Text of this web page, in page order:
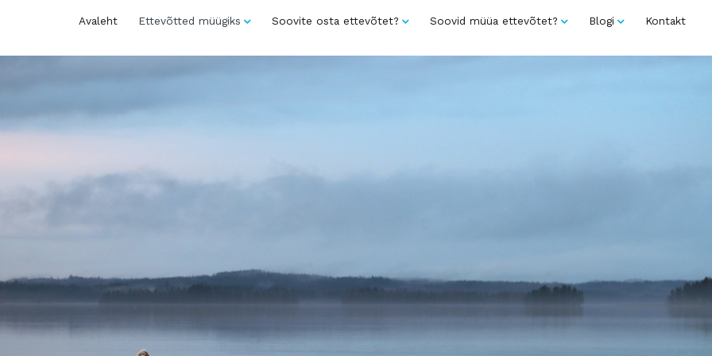
Avaleht Ettevõtted müügiks Soovite osta ettevõtet? Soovid müüa ettevõtet? Blogi Kontakt